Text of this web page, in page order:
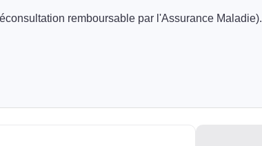
remboursable par l'Assurance Maladie).